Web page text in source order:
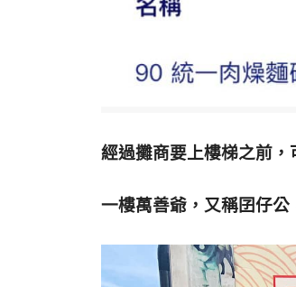
經過攤商要上樓梯之前
一樓萬善爺，又稱囝仔公